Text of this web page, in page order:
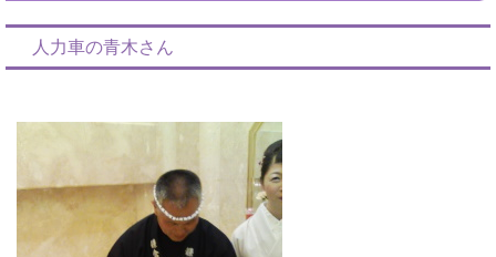
人力車の青木さん